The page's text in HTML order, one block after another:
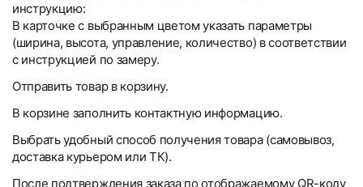
инструкцию:
В карточке с выбранным цветом указать параметры
(ширина, высота, управление, количество) в соответствии
с инструкцией по замеру.
Отправить товар в корзину.
В корзине заполнить контактную информацию.
Выбрать удобный способ получения товара (самовывоз,
доставка курьером или ТК).
После подтверждения заказа по отображаемому QR-коду